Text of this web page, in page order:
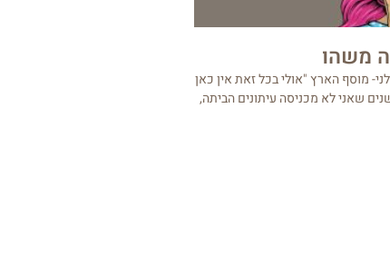
משהו
מוסף הארץ "אולי בכל זאת אין כאן
שאני לא מכניסה עיתונים הביתה,